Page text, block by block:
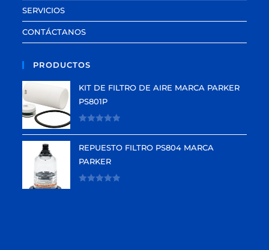
SERVICIOS
CONTÁCTANOS
PRODUCTOS
KIT DE FILTRO DE AIRE MARCA PARKER
PS801P
r
REPUESTO FILTRO PS804 MARCA
PARKER